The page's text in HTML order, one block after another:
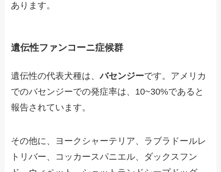
あります。
遺伝性ファンコーニ症候群
遺伝性の代表犬種は、バセンジーです。アメリカ
でのバセンジーでの発症率は、10~30%であると
報告されています。
その他に、ヨークシャーテリア、ラブラドールレ
トリバー、コッカースパニエル、ダックスフン